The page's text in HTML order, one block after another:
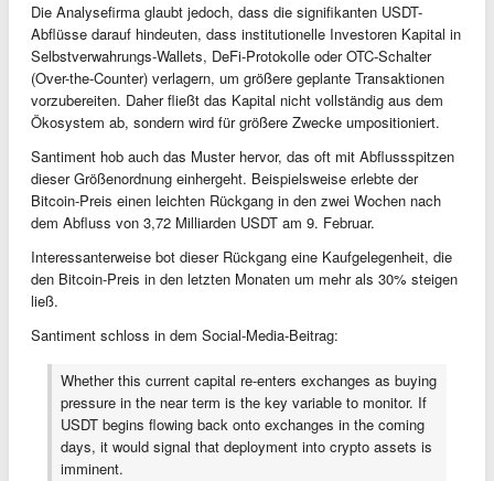
Die Analysefirma glaubt jedoch, dass die signifikanten USDT-
Abflüsse darauf hindeuten, dass institutionelle Investoren Kapital in
Selbstverwahrungs-Wallets, DeFi-Protokolle oder OTC-Schalter
(Over-the-Counter) verlagern, um größere geplante Transaktionen
vorzubereiten. Daher fließt das Kapital nicht vollständig aus dem
Ökosystem ab, sondern wird für größere Zwecke umpositioniert.
Santiment hob auch das Muster hervor, das oft mit Abflussspitzen
dieser Größenordnung einhergeht. Beispielsweise erlebte der
Bitcoin-Preis einen leichten Rückgang in den zwei Wochen nach
dem Abfluss von 3,72 Milliarden USDT am 9. Februar.
Interessanterweise bot dieser Rückgang eine Kaufgelegenheit, die
den Bitcoin-Preis in den letzten Monaten um mehr als 30% steigen
ließ.
Santiment schloss in dem Social-Media-Beitrag:
Whether this current capital re-enters exchanges as buying
pressure in the near term is the key variable to monitor. If
USDT begins flowing back onto exchanges in the coming
days, it would signal that deployment into crypto assets is
imminent.